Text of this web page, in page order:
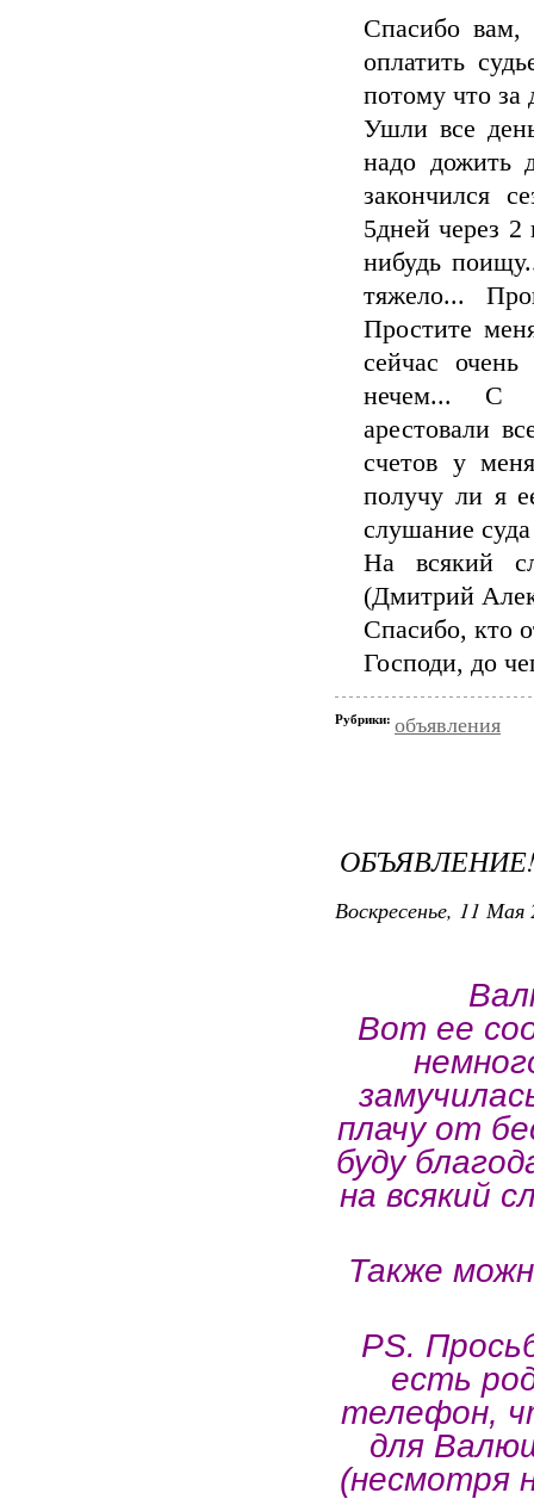
Спасибо вам,
оплатить
потому что за
Ушли все
надо дожить
закончился
5дней через
нибудь
тяжело...
Простите
сейчас
нечем... С
арестовали
счетов у
получу ли я
слушание
На всякий
(Дмитрий
Спасибо, кто
Господи, до
Рубрики: объявления
Воскресенье, 11
Вот ее
плачу от
буду
на всякий
Также
PS.
есть
телефон,
для
(несмотря